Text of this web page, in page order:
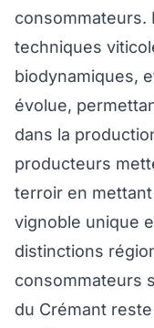
consommateurs.
techniques
biodynamiques,
évolue,
dans la
producteurs
terroir en
vignoble unique
distinctions
consommateurs
du Crémant